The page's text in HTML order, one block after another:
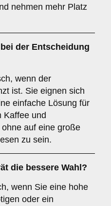
nehmen mehr Platz
der Entscheidung
wenn der
ist. Sie eignen sich
einfache Lösung für
Kaffee und
auf eine große
zu sein.
die bessere Wahl?
wenn Sie eine hohe
oder ein